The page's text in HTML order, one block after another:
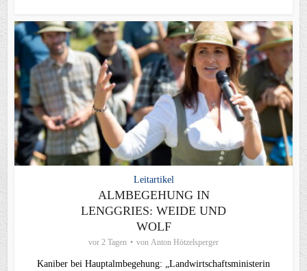
Leitartikel
ALMBEGEHUNG IN
LENGGRIES: WEIDE UND
WOLF
vor 2 Tagen von Anton Hötzelsperger
Kaniber bei Hauptalmbegehung: „Landwirtschaftsministerin